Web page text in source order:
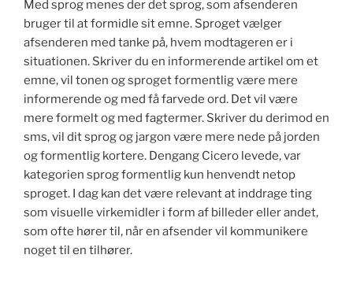
Med sprog menes der det sprog, som afsenderen
bruger til at formidle sit emne. Sproget vælger
afsenderen med tanke på, hvem modtageren er i
situationen. Skriver du en informerende artikel om et
emne, vil tonen og sproget formentlig være mere
informerende og med få farvede ord. Det vil være
mere formelt og med fagtermer. Skriver du derimod en
sms, vil dit sprog og jargon være mere nede på jorden
og formentlig kortere. Dengang Cicero levede, var
kategorien sprog formentlig kun henvendt netop
sproget. I dag kan det være relevant at inddrage ting
som visuelle virkemidler i form af billeder eller andet,
som ofte hører til, når en afsender vil kommunikere
noget til en tilhører.